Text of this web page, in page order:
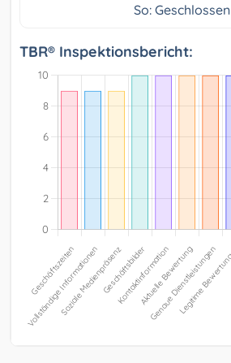
So: Geschlossen
TBR® Inspektionsbericht: